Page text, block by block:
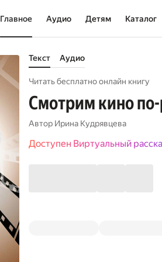
Главное Аудио Детям Каталог
Текст Аудио
Читать бесплатно онлайн книгу
Смотрим кино
Автор Ирина Кудрявцева
Доступен Виртуальный